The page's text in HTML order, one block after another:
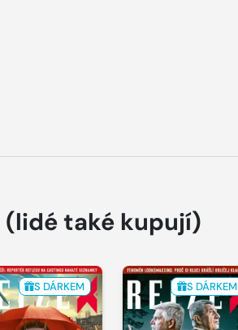
(lidé také kupují)
S DÁRKEM S DÁRKEM